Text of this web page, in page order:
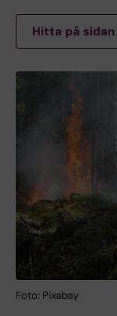
Hitta på sidan
Foto: Pixabay